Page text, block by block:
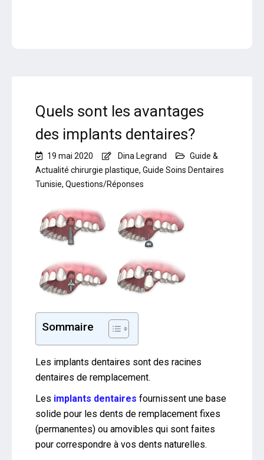
Quels sont les avantages
des implants dentaires?
19 mai 2020 Dina Legrand
Guide &
Actualité chirurgie plastique, Guide Soins Dentaires
Tunisie, Questions/Réponses
Sommaire
Les implants dentaires sont des racines
dentaires de remplacement.
Les implants dentaires fournissent une base
solide pour les dents de remplacement fixes
(permanentes) ou amovibles qui sont faites
pour correspondre à vos dents naturelles.